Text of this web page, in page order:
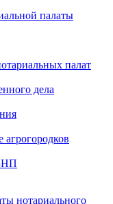
палаты
палат
дела
нотариального